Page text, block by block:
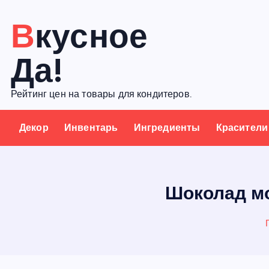
с
Вкусное
Да!
Рейтинг цен на товары для кондитеров.
Декор Инвентарь Ингредиенты Красители
Шоколад